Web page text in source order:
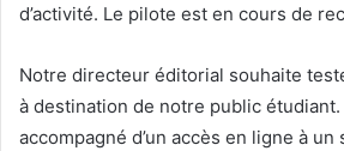
d’activité. Le pilote est en cours de
Notre directeur éditorial souhaite
à destination de notre public étudiant.
accompagné d’un accès en ligne à